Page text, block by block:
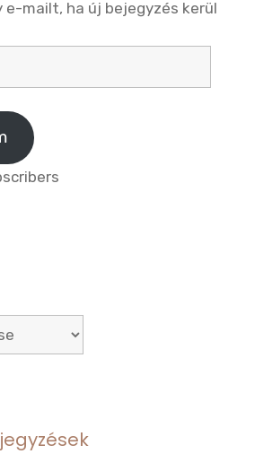
e-mailt, ha új bejegyzés kerül